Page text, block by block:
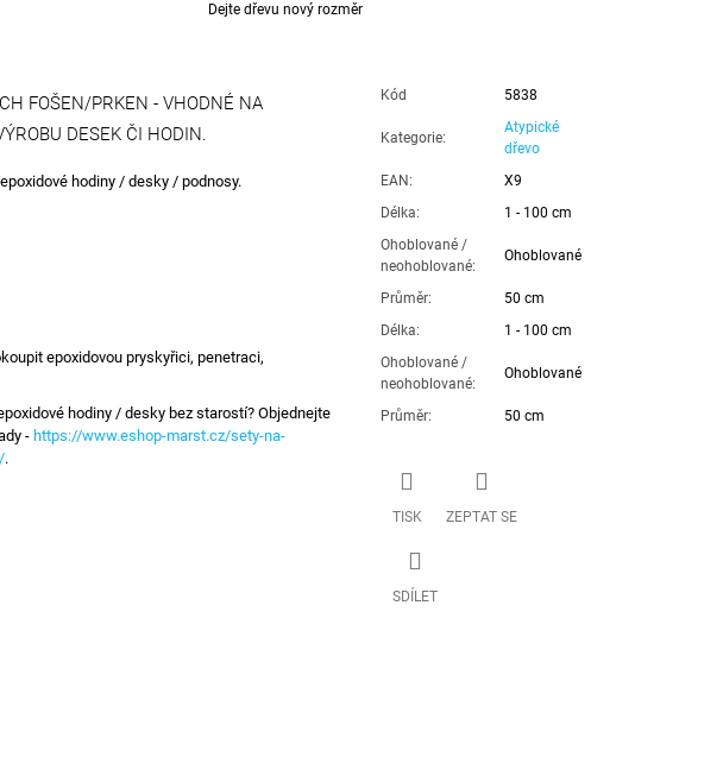
Dejte dřevu nový rozměr
FOŠEN/PRKEN - VHODNÉ NA
DESEK ČI HODIN.
hodiny / desky / podnosy.
epoxidovou pryskyřici, penetraci,
hodiny / desky bez starostí? Objednejte
- https://www.eshop-marst.cz/sety-na-
.
Kód 5838
Kategorie:
Atypické
dřevo
EAN :
X9
Délka:
1 - 100 cm
Ohoblované /
neohoblované:
Ohoblované
Průměr:
50 cm
Délka:
1 - 100 cm
Ohoblované /
neohoblované:
Ohoblované
Průměr: 50 cm
TISK ZEPTAT SE
SDÍLET